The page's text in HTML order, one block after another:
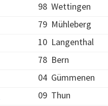
98 Wettingen
79 Mühleberg
10 Langenthal
78 Bern
04 Gümmenen
09 Thun